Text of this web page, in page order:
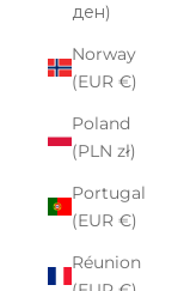
ден)
Norway
(EUR €)
Poland
(PLN zł)
Portugal
(EUR €)
Réunion